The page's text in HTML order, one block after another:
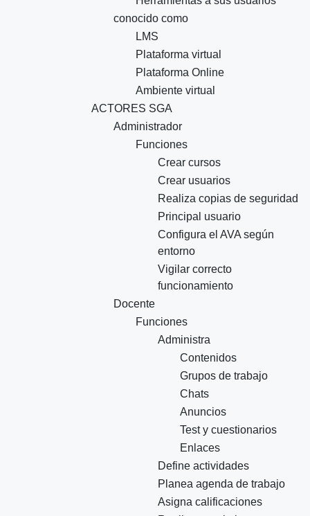
conocido como
LMS
Plataforma virtual
Plataforma Online
Ambiente virtual
ACTORES SGA
Administrador
Funciones
Crear cursos
Crear usuarios
Realiza copias de seguridad
Principal usuario
Configura el AVA según
entorno
Vigilar correcto
funcionamiento
Docente
Funciones
Administra
Contenidos
Grupos de trabajo
Chats
Anuncios
Test y cuestionarios
Enlaces
Define actividades
Planea agenda de trabajo
Asigna calificaciones